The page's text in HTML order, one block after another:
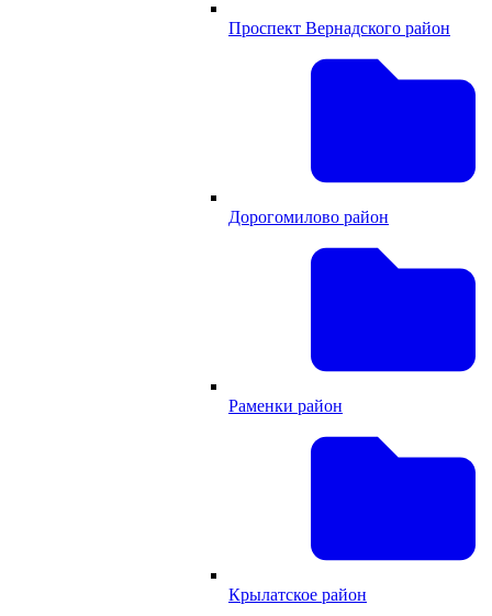
Проспект Вернадского район
Дорогомилово район
Раменки район
Крылатское район